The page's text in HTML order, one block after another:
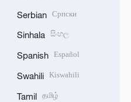
Serbian Српски
Sinhala සිංහල
Spanish Español
Swahili Kiswahili
Tamil தமிழ்